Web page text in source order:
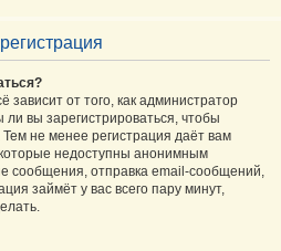
зависит от того, как администратор
вы зарегистрироваться, чтобы
не менее регистрация даёт вам
недоступны анонимным
сообщения, отправка email-сообщений,
займёт у вас всего пару минут,